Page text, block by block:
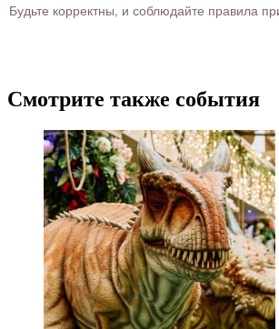
Будьте корректны, и соблюдайте правила
Смотрите также события